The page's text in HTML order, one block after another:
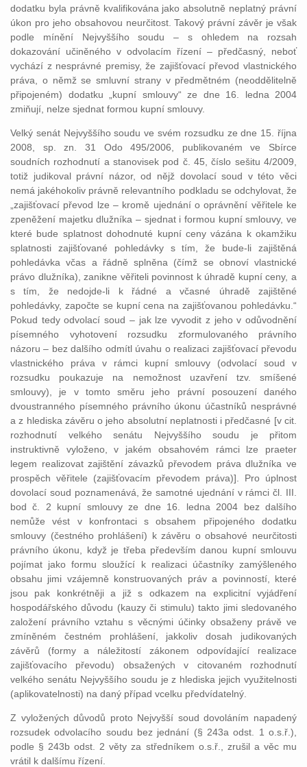
dodatku byla právně kvalifikována jako absolutně neplatný právní
úkon pro jeho obsahovou neurčitost. Takový právní závěr je však
podle mínění Nejvyššího soudu – s ohledem na rozsah
dokazování učiněného v odvolacím řízení – předčasný, neboť
vychází z nesprávné premisy, že zajišťovací převod vlastnického
práva, o němž se smluvní strany v předmětném (neoddělitelně
připojeném) dodatku „kupní smlouvy“ ze dne 16. ledna 2004
zmiňují, nelze sjednat formou kupní smlouvy.
Velký senát Nejvyššího soudu ve svém rozsudku ze dne 15. října
2008, sp. zn. 31 Odo 495/2006, publikovaném ve Sbírce
soudních rozhodnutí a stanovisek pod č. 45, číslo sešitu 4/2009,
totiž judikoval právní názor, od nějž dovolací soud v této věci
nemá jakéhokoliv právně relevantního podkladu se odchylovat, že
„zajišťovací převod lze – kromě ujednání o oprávnění věřitele ke
zpeněžení majetku dlužníka – sjednat i formou kupní smlouvy, ve
které bude splatnost dohodnuté kupní ceny vázána k okamžiku
splatnosti zajišťované pohledávky s tím, že bude-li zajištěná
pohledávka včas a řádně splněna (čímž se obnoví vlastnické
právo dlužníka), zanikne věřiteli povinnost k úhradě kupní ceny, a
s tím, že nedojde-li k řádné a včasné úhradě zajištěné
pohledávky, započte se kupní cena na zajišťovanou pohledávku.“
Pokud tedy odvolací soud – jak lze vyvodit z jeho v odůvodnění
písemného vyhotovení rozsudku zformulovaného právního
názoru – bez dalšího odmítl úvahu o realizaci zajišťovací převodu
vlastnického práva v rámci kupní smlouvy (odvolací soud v
rozsudku poukazuje na nemožnost uzavření tzv. smíšené
smlouvy), je v tomto směru jeho právní posouzení daného
dvoustranného písemného právního úkonu účastníků nesprávné
a z hlediska závěru o jeho absolutní neplatnosti i předčasné [v cit.
rozhodnutí velkého senátu Nejvyššího soudu je přitom
instruktivně vyloženo, v jakém obsahovém rámci lze praeter
legem realizovat zajištění závazků převodem práva dlužníka ve
prospěch věřitele (zajišťovacím převodem práva)]. Pro úplnost
dovolací soud poznamenává, že samotné ujednání v rámci čl. III.
bod č. 2 kupní smlouvy ze dne 16. ledna 2004 bez dalšího
nemůže vést v konfrontaci s obsahem připojeného dodatku
smlouvy (čestného prohlášení) k závěru o obsahové neurčitosti
právního úkonu, když je třeba především danou kupní smlouvu
pojímat jako formu sloužící k realizaci účastníky zamýšleného
obsahu jimi vzájemně konstruovaných práv a povinností, které
jsou pak konkrétněji a již s odkazem na explicitní vyjádření
hospodářského důvodu (kauzy či stimulu) takto jimi sledovaného
založení právního vztahu s věcnými účinky obsaženy právě ve
zmíněném čestném prohlášení, jakkoliv dosah judikovaných
závěrů (formy a náležitostí zákonem odpovídající realizace
zajišťovacího převodu) obsažených v citovaném rozhodnutí
velkého senátu Nejvyššího soudu je z hlediska jejich využitelnosti
(aplikovatelnosti) na daný případ vcelku předvídatelný.
Z vyložených důvodů proto Nejvyšší soud dovoláním napadený
rozsudek odvolacího soudu bez jednání (§ 243a odst. 1 o.s.ř.),
podle § 243b odst. 2 věty za středníkem o.s.ř., zrušil a věc mu
vrátil k dalšímu řízení.